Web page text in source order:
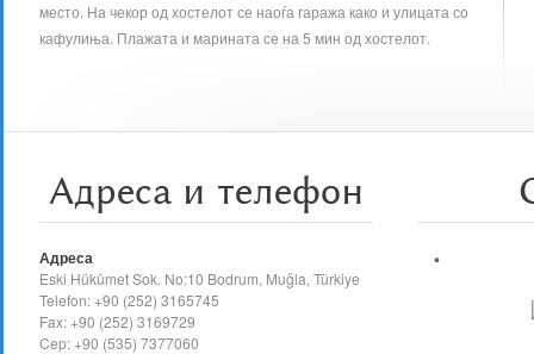
место. На чекор од хостелот се наоѓа гаража како и улицата со
кафулиња. Плажата и марината се на 5 мин од хостелот.
Адреса и телефон
Адреса
Eski Hükümet Sok. No:10 Bodrum, Muğla, Türkiye
Telefon: +90 (252) 3165745
Fax: +90 (252) 3169729
Cep: +90 (535) 7377060